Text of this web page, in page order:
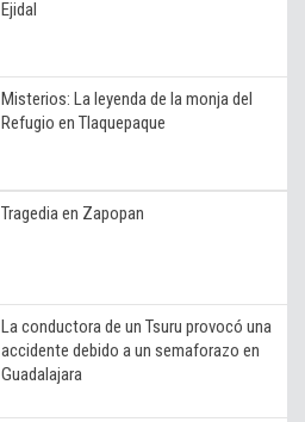
Ejidal
Misterios: La leyenda de la monja del
Refugio en Tlaquepaque
Tragedia en Zapopan
La conductora de un Tsuru provocó una
accidente debido a un semaforazo en
Guadalajara